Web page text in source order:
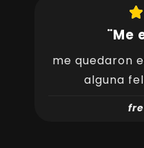
¨Me
me quedaron
alguna